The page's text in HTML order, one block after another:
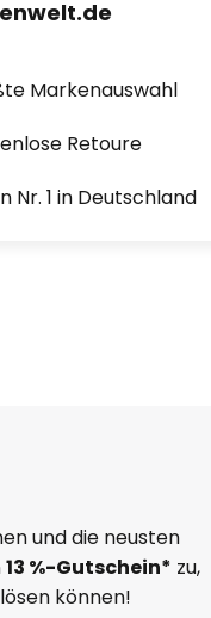
Markenauswahl
Retoure
Nr. 1 in Deutschland
und die neusten
13 %-Gutschein* zu,
können!